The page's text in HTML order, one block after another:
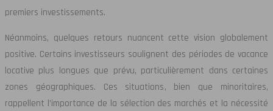
premiers investissements.
Néanmoins, quelques retours nuancent cette vision globalement
positive. Certains investisseurs soulignent des périodes de vacance
locative plus longues que prévu, particulièrement dans certaines
zones géographiques. Ces situations, bien que minoritaires,
rappellent l’importance de la sélection des marchés et la nécessité